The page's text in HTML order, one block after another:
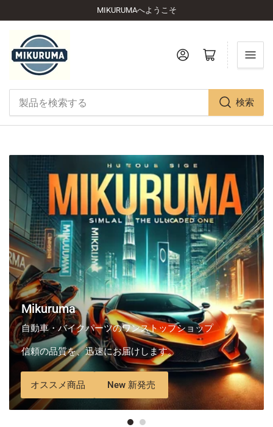
MIKURUMAへようこそ
検
す
る
検索
ミニカートを開く
Mikuruma
自動車・バイクパーツのワンストップショップ
信頼の品質を、迅速にお届けします。
オススメ商品 New 新発売
Fairing
バイク外装キット
カスタム塗装サービス
オススメ商品 人気フェアリング